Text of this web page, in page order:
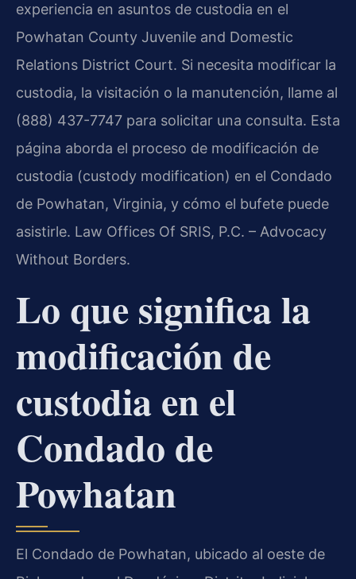
experiencia en asuntos de custodia en el
Powhatan County Juvenile and Domestic
Relations District Court. Si necesita modificar la
custodia, la visitación o la manutención, llame al
(888) 437-7747 para solicitar una consulta. Esta
página aborda el proceso de modificación de
custodia (custody modification) en el Condado
de Powhatan, Virginia, y cómo el bufete puede
asistirle. Law Offices Of SRIS, P.C. – Advocacy
Without Borders.
Lo que significa la
modificación de
custodia en el
Condado de
Powhatan
El Condado de Powhatan, ubicado al oeste de